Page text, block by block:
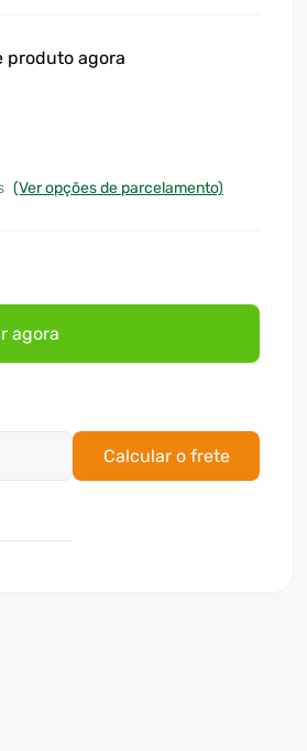
produto agora
(Ver opções de parcelamento)
agora
Calcular o frete